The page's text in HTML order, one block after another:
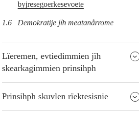
byjresegoerkesevoete
1.6 Demokratije jïh meatanårrome
Lïeremen, evtiedimmien jïh
skearkagimmien prinsihph
Prinsihph skuvlen rïektesisnie